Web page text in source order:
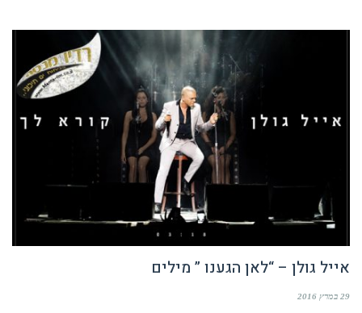
אייל גולן – “לאן הגענו ” מילים
29 במרץ 2016